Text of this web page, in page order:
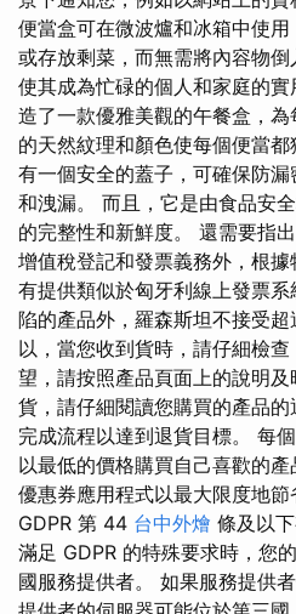
便當盒可在微波爐和冰箱中使
或存放剩菜，而無需將內容物
使其成為忙碌的個人和家庭的
造了一款優雅美觀的午餐盒，
的天然紋理和顏色使每個便當
有一個安全的蓋子，可確保防
和洩漏。 而且，它是由食品安
的完整性和新鮮度。 還需要指
增值稅登記和發票義務外，根
有提供類似於匈牙利線上發票
陷的產品外，羅森斯坦不接受
以，當您收到貨時，請仔細檢
望，請按照產品頁面上的說明
貨，請仔細閱讀您購買的產品
完成流程以達到退貨目標。 每
以最低的價格購買自己喜歡的
優惠券應用程式以最大限度地
GDPR 第 44 台中外燴 條及以
滿足 GDPR 的特殊要求時，您
國服務提供者。 如果服務提供